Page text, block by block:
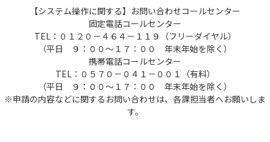
【システム操作に関する】お問い合わせコールセンター
固定電話コールセンター
TEL：０１２０－４６４－１１９（フリーダイヤル）
（平日 ９：００～１７：００ 年末年始を除く）
携帯電話コールセンター
TEL：０５７０－０４１－００１（有料）
（平日 ９：００～１７：００ 年末年始を除く）
※申請の内容などに関するお問い合わせは、各課担当者へお願いしま
す。